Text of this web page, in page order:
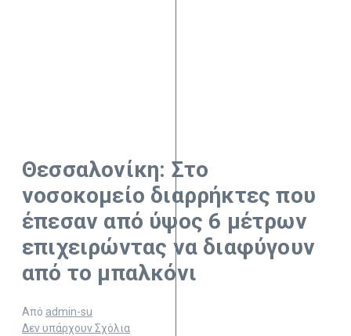
Θεσσαλονίκη: Στο
νοσοκομείο διαρρήκτες που
έπεσαν από ύψος 6 μέτρων
επιχειρώντας να διαφύγουν
από το μπαλκόνι
Από admin-su
Δεν υπάρχουν Σχόλια